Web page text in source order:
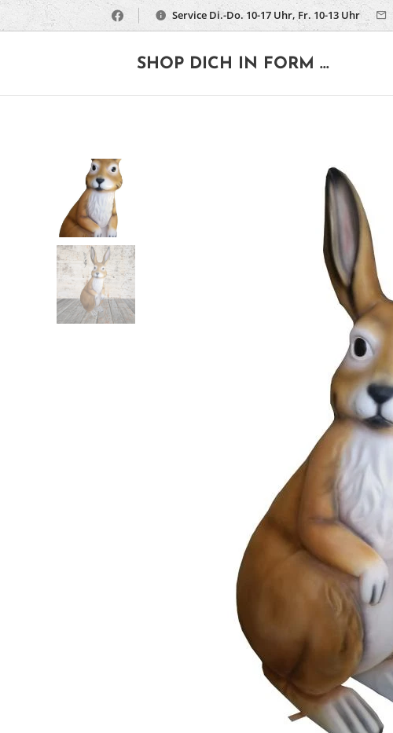
Service Di.-Do. 10-17 Uhr, Fr. 10-13 Uhr
SHOP DICH IN FORM ...